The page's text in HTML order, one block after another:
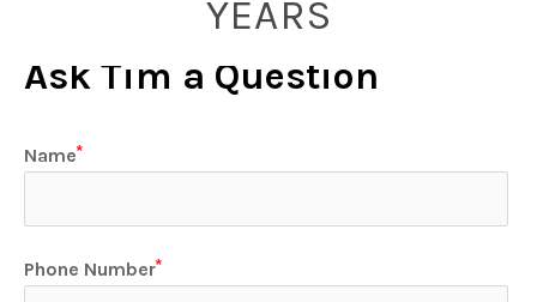
YEARS
Ask Tim a Question
Name
Phone Number